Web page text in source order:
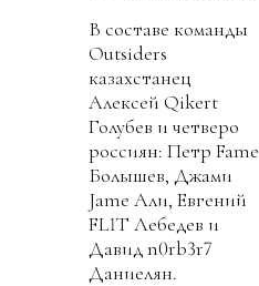
В составе команды
Outsiders
казахстанец
Алексей Qikert
Голубев и четверо
россиян: Петр Fame
Болышев, Джами
Jame Али, Евгений
FL1T Лебедев и
Давид n0rb3r7
Даниелян.